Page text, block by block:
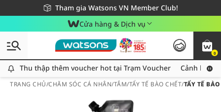
Tham gia Watsons VN Member Club!
Miễn phí giao hàng cho đơn hàng từ 249,000Đ
Giao hàng nhanh 24h - Áp dụng khu vực TP. Hồ Chí Minh
Cửa hàng & Dịch vụ
0
Thu thập thêm voucher hot tại Trạm Voucher
Thu thập thêm voucher hot tại Trạm Voucher Cảnh báo
TRANG CHỦ/CHĂM SÓC CÁ NHÂN/TẮM/TẨY TẾ BÀO CHẾT/TẨY TẾ